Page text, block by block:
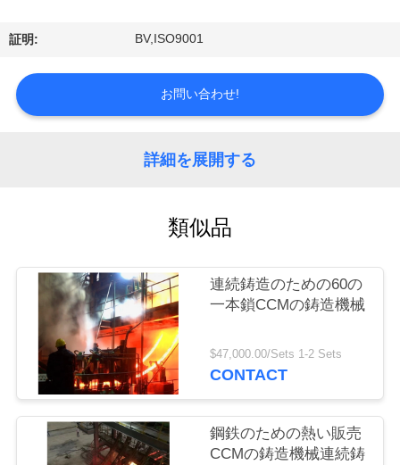
社
質
お
証明: BV,ISO9001
お問い合わせ!
詳細を展開する
類似品
連続鋳造のための60の
一本鎖CCMの鋳造機械
$47,000.00/Sets 1-2 Sets
CONTACT
鋼鉄のための熱い販売
CCMの鋳造機械連続鋳